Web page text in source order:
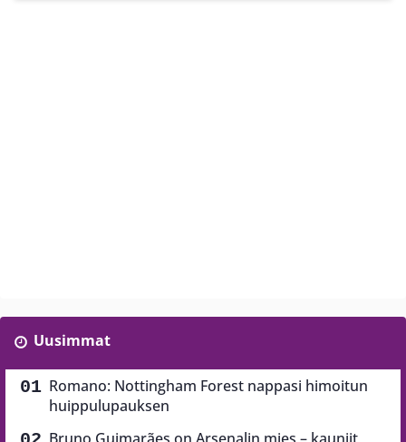
Uusimmat
Romano: Nottingham Forest nappasi himoitun
huippulupauksen